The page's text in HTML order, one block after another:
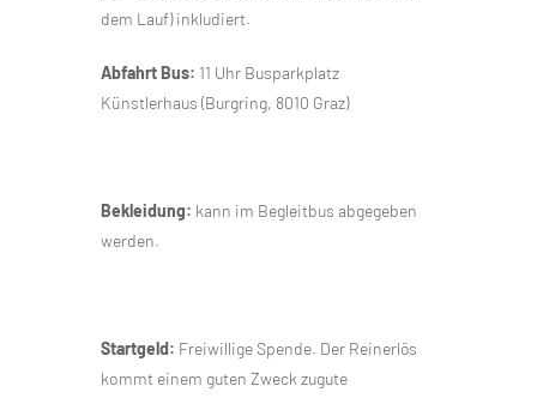
dem Lauf) inkludiert.
Abfahrt Bus: 11 Uhr Busparkplatz
Künstlerhaus (Burgring, 8010 Graz)
Bekleidung: kann im Begleitbus abgegeben
werden.
Startgeld: Freiwillige Spende. Der Reinerlös
kommt einem guten Zweck zugute